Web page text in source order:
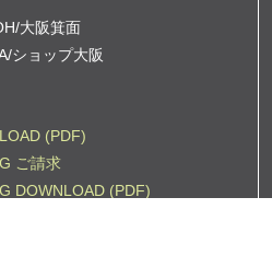
大阪箕面
ショップ大阪
(PDF)
ご請求
DOWNLOAD (PDF)